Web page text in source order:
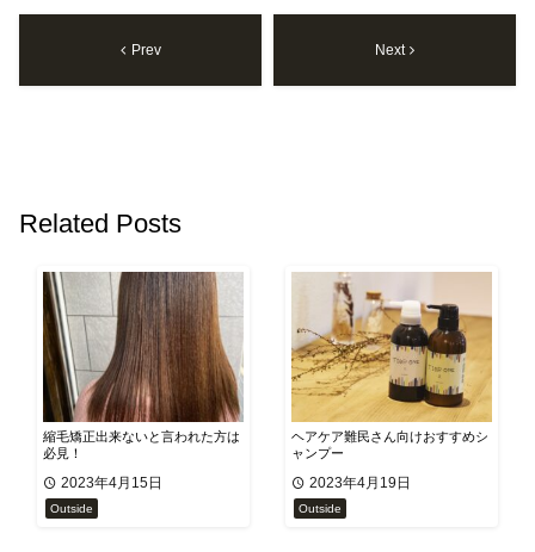
Prev Next
Related Posts
縮毛矯正出来ないと言われた方は
必見！
2023年4月15日
Outside
ヘアケア難民さん向けおすすめシ
ャンプー
2023年4月19日
Outside